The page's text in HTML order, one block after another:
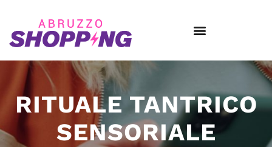
RITUALE TANTRICO
SENSORIALE